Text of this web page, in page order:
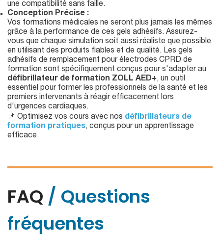
une compatibilité sans faille.
Conception Précise :
Vos formations médicales ne seront plus jamais les mêmes
grâce à la performance de ces gels adhésifs. Assurez-
vous que chaque simulation soit aussi réaliste que possible
en utilisant des produits fiables et de qualité. Les gels
adhésifs de remplacement pour électrodes CPRD de
formation sont spécifiquement conçus pour s'adapter au
défibrillateur de formation ZOLL AED+, un outil
essentiel pour former les professionnels de la santé et les
premiers intervenants à réagir efficacement lors
d'urgences cardiaques.
📌 Optimisez vos cours avec nos défibrillateurs de
formation pratiques, conçus pour un apprentissage
efficace.
FAQ / Questions
fréquentes